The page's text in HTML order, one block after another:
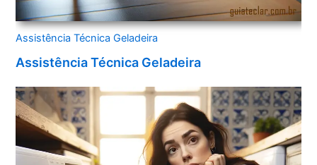
Assistência Técnica Geladeira
Assistência Técnica Geladeira